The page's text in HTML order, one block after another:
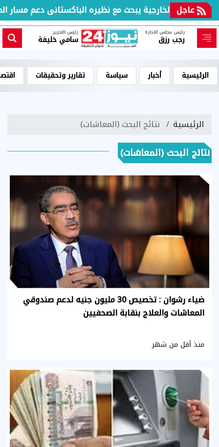
عاجل
الخارجية يبحث مع نظيره الباكستانى دعم مسار المفاوضات
رئيس مجلس الادارة
رجب رزق
رئيس التحرير
سامي خليفة
الرئيسية أخبار سياسة تقارير وتحقيقات
الرئيسية نتائج البحث (المعاشات)
نتائج البحث (المعاشات)
ضياء رشوان : تخصيص 30 مليون جنيه لدعم صندوقي
المعاشات والعلاج بنقابة الصحفيين
منذ أقل من شهر